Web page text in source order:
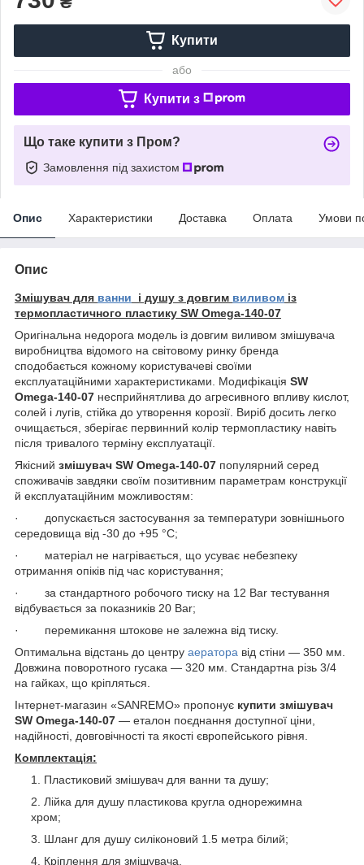
Купити
або
Купити з
Що таке купити з Пром?
Замовлення під захистом
Опис Характеристики Доставка Оплата Умови
Опис
Змішувач для ванни і душу з довгим виливом із
термопластичного пластику SW Omega-140-07
Оригінальна недорога модель із довгим виливом змішувача
виробництва відомого на світовому ринку бренда
сподобається кожному користувачеві своїми
експлуатаційними характеристиками. Модифікація SW
Omega-140-07 несприйнятлива до агресивного впливу кислот,
солей і лугів, стійка до утворення корозії. Виріб досить легко
очищається, зберігає первинний колір термопластику навіть
після тривалого терміну експлуатації.
Якісний змішувач SW Omega-140-07 популярний серед
споживачів завдяки своїм позитивним параметрам конструкції
й експлуатаційним можливостям:
· допускається застосування за температури зовнішнього
середовища від -30 до +95 °C;
· матеріал не нагрівається, що усуває небезпеку
отримання опіків під час користування;
· за стандартного робочого тиску на 12 Bar тестування
відбувається за показників 20 Bar;
· перемикання штокове не залежна від тиску.
Оптимальна відстань до центру аератора від стіни — 350 мм.
Довжина поворотного гусака — 320 мм. Стандартна різь 3/4
на гайках, що кріпляться.
Інтернет-магазин «SANREMO» пропонує купити змішувач
SW Omega-140-07 — еталон поєднання доступної ціни,
надійності, довговічності та якості європейського рівня.
Комплектація:
Пластиковий змішувач для ванни та душу;
Лійка для душу пластикова кругла однорежимна
хром;
Шланг для душу силіконовий 1.5 метра білий;
Кріплення для змішувача.